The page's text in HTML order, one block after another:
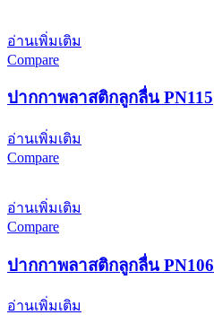
อ่านเพิ่มเติม
Compare
ปากกาพลาสติกลูกลื่น PN115
อ่านเพิ่มเติม
Compare
อ่านเพิ่มเติม
Compare
ปากกาพลาสติกลูกลื่น PN106
อ่านเพิ่มเติม